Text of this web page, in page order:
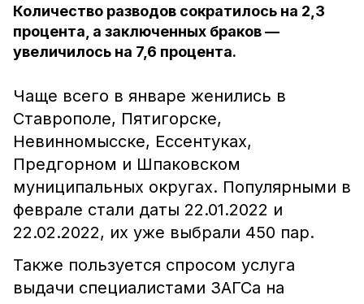
Количество разводов сократилось на 2,3
процента, а заключенных браков —
увеличилось на 7,6 процента.
Чаще всего в январе женились в
Ставрополе, Пятигорске,
Невинномысске, Ессентуках,
Предгорном и Шпаковском
муниципальных округах. Популярными в
феврале стали даты 22.01.2022 и
22.02.2022, их уже выбрали 450 пар.
Также пользуется спросом услуга
выдачи специалистами ЗАГСа на